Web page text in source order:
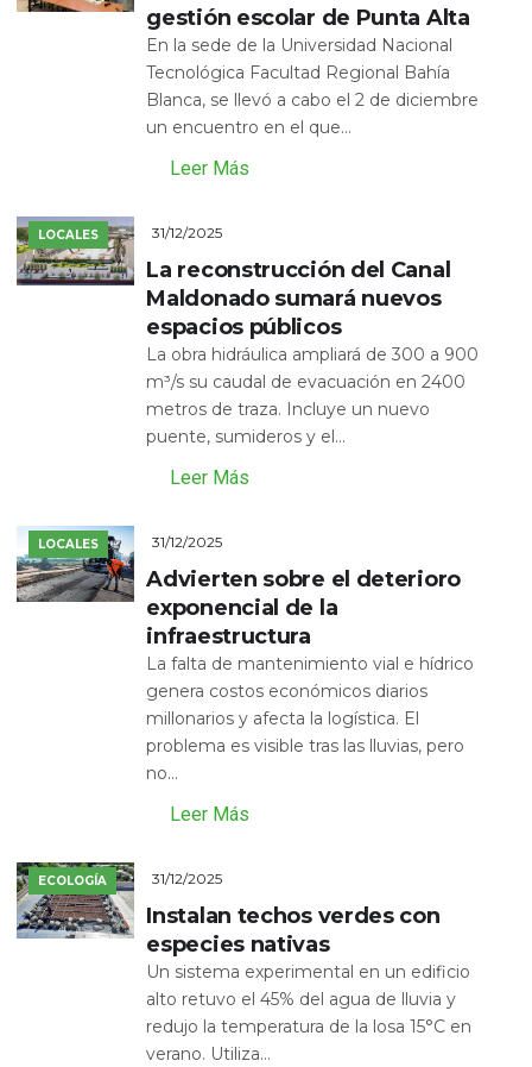
gestión escolar de Punta Alta
En la sede de la Universidad Nacional
Tecnológica Facultad Regional Bahía
Blanca, se llevó a cabo el 2 de diciembre
un encuentro en el que...
Leer Más
LOCALES 31/12/2025
La reconstrucción del Canal
Maldonado sumará nuevos
espacios públicos
La obra hidráulica ampliará de 300 a 900
m³/s su caudal de evacuación en 2400
metros de traza. Incluye un nuevo
puente, sumideros y el...
Leer Más
LOCALES 31/12/2025
Advierten sobre el deterioro
exponencial de la
infraestructura
La falta de mantenimiento vial e hídrico
genera costos económicos diarios
millonarios y afecta la logística. El
problema es visible tras las lluvias, pero
no...
Leer Más
ECOLOGÍA 31/12/2025
Instalan techos verdes con
especies nativas
Un sistema experimental en un edificio
alto retuvo el 45% del agua de lluvia y
redujo la temperatura de la losa 15°C en
verano. Utiliza...